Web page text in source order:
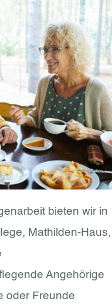
bieten wir in
Mathilden-Haus,
Angehörige
oder Freunde